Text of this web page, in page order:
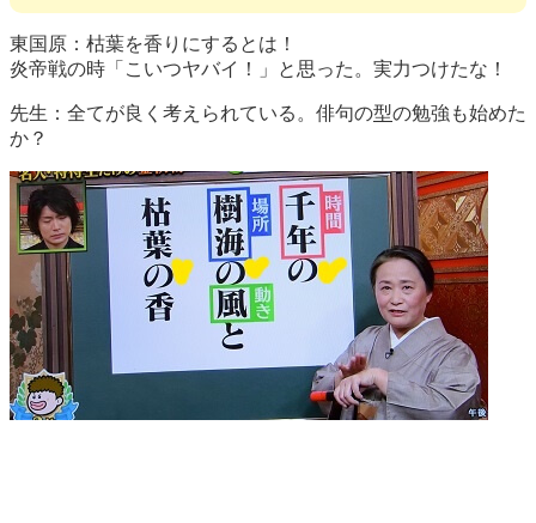
東国原：枯葉を香りにするとは！
炎帝戦の時「こいつヤバイ！」と思った。実力つけたな！
先生：全てが良く考えられている。俳句の型の勉強も始めた
か？